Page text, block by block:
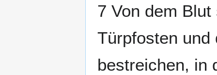
7 Von dem
Türpfosten und
bestreichen, in